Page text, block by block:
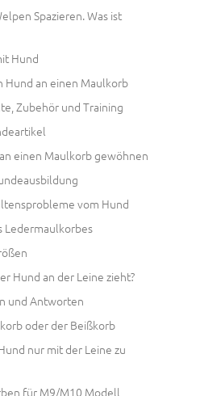
Spazieren. Was ist
Hund
an einen Maulkorb
Zubehör und Training
einen Maulkorb gewöhnen
vom Hund
Ledermaulkorbes
Hund an der Leine zieht?
und Antworten
oder der Beißkorb
nur mit der Leine zu
für M9/M10 Modell